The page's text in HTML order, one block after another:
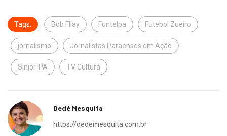
Tags: Bob Fllay Funtelpa Futebol Zueiro
jornalismo Jornalistas Paraenses em Ação
Sinjor-PA TV Cultura
Dedé Mesquita
https://dedemesquita.com.br